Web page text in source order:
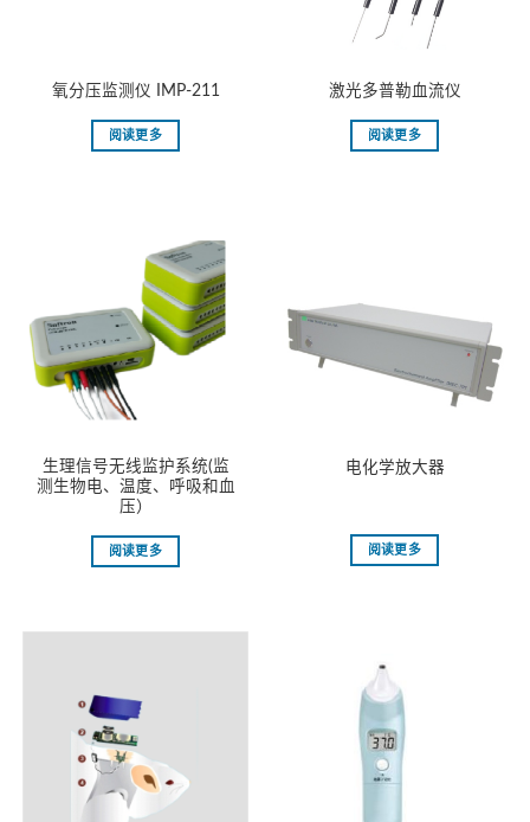
氧分压监测仪 IMP-211
阅读更多
激光多普勒⾎流仪
阅读更多
生理信号无线监护系统(监
测生物电、温度、呼吸和血
压）
阅读更多
电化学放⼤器
阅读更多